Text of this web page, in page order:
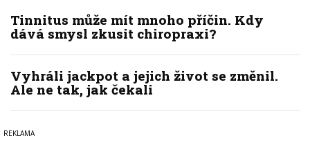
Tinnitus může mít mnoho příčin. Kdy
dává smysl zkusit chiropraxi?
Vyhráli jackpot a jejich život se změnil.
Ale ne tak, jak čekali